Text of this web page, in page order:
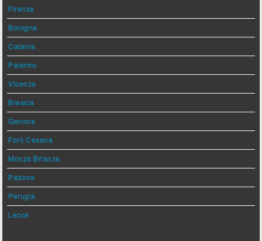
Firenze
Bologna
Catania
Palermo
Vicenza
Brescia
Genova
Forlì Cesena
Monza Brianza
Padova
Perugia
Lecce